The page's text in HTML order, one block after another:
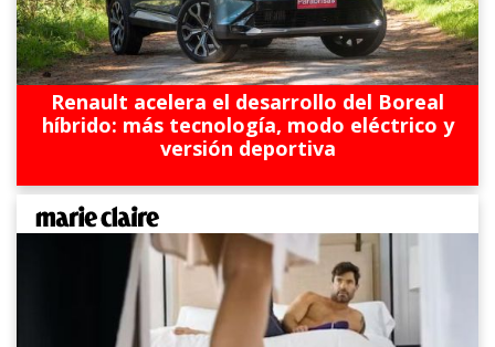
Renault acelera el desarrollo del Boreal
híbrido: más tecnología, modo eléctrico y
versión deportiva